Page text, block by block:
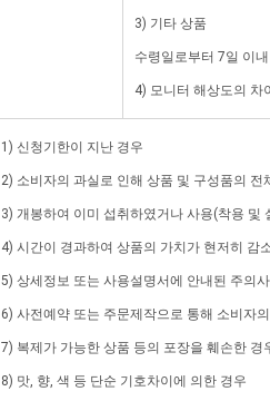
3) 기타 상품
수령일로부터 7일 이
4) 모니터 해상도의 차
1) 신청기한이 지난 경우
2) 소비자의 과실로 인해 상품 및 구성품의
3) 개봉하여 이미 섭취하였거나 사용(착용 및
4) 시간이 경과하여 상품의 가치가 현저히 감
5) 상세정보 또는 사용설명서에 안내된 주의
6) 사전예약 또는 주문제작으로 통해 소비자
7) 복제가 가능한 상품 등의 포장을 훼손한 경
8) 맛, 향, 색 등 단순 기호차이에 의한 경우